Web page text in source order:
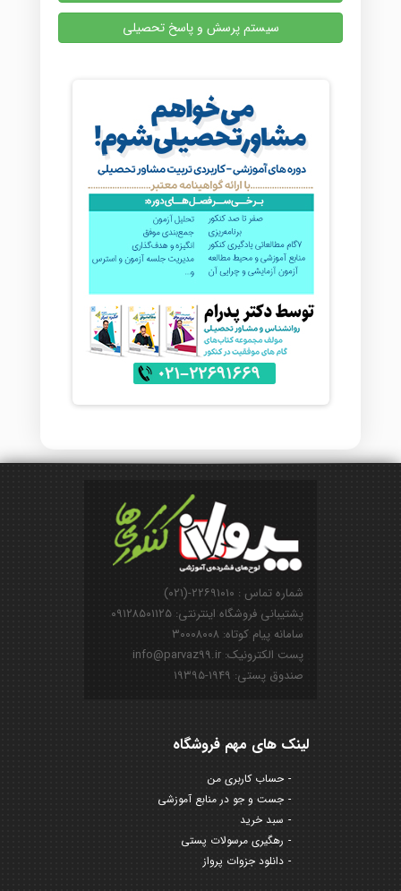
سیستم پرسش و پاسخ تحصیلی
شماره تماس : ۲۲۶۹۱۰۱۰-(۰۲۱)
پشتیبانی فروشگاه اینترنتی: ۰۹۱۲۸۵۰۱۱۲۵
سامانه پیام کوتاه: ۳۰۰۰۸۰۰۸
پست الکترونیک: info@parvaz99.ir
صندوق پستی: ۱۹۴۹-۱۹۳۹۵
لینک های مهم فروشگاه
حساب کاربری من
جست و جو در منابع آموزشی
سبد خرید
رهگیری مرسولات پستی
دانلود جزوات پرواز